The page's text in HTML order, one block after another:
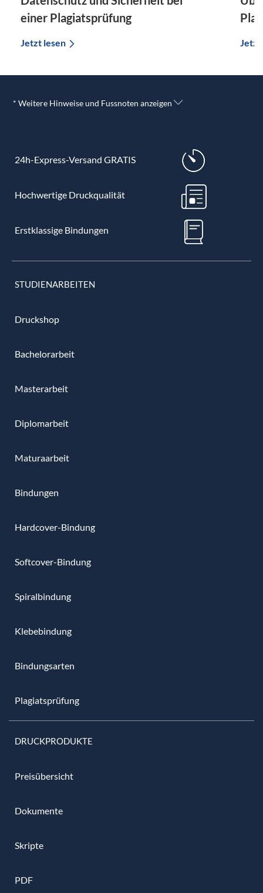
einer Plagiatsprüfung
Jetzt lesen
* Weitere Hinweise und Fussnoten anzeigen
24h-Express-Versand GRATIS
Hochwertige Druckqualität
Erstklassige Bindungen
STUDIENARBEITEN
Druckshop
Bachelorarbeit
Masterarbeit
Diplomarbeit
Maturaarbeit
Bindungen
Hardcover-Bindung
Softcover-Bindung
Spiralbindung
Klebebindung
Bindungsarten
Plagiatsprüfung
DRUCKPRODUKTE
Preisübersicht
Dokumente
Skripte
PDF